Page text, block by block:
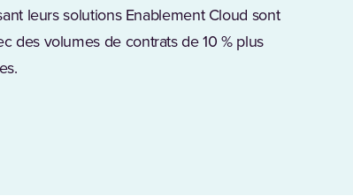
leurs solutions Enablement Cloud sont
des volumes de contrats de 10 % plus